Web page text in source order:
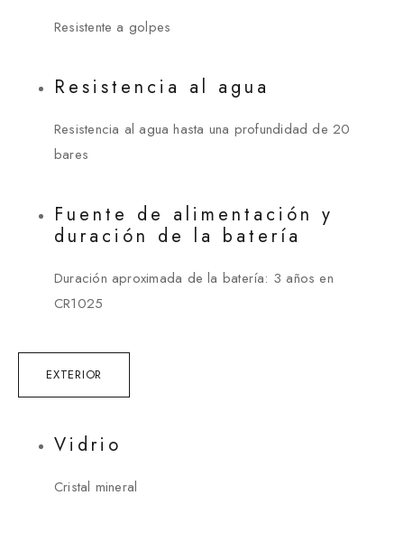
Resistente a golpes
Resistencia al agua
Resistencia al agua hasta una profundidad de 20
bares
Fuente de alimentación y
duración de la batería
Duración aproximada de la batería: 3 años en
CR1025
EXTERIOR
Vidrio
Cristal mineral